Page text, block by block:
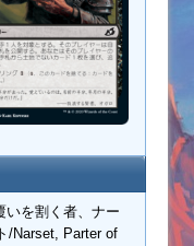
いを割く者、ナー
/Narset, Parter of